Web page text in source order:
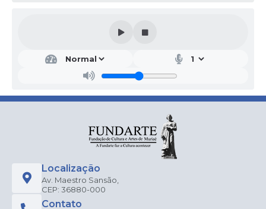
Localização
Av. Maestro Sansão,
CEP: 36880-000
Contato